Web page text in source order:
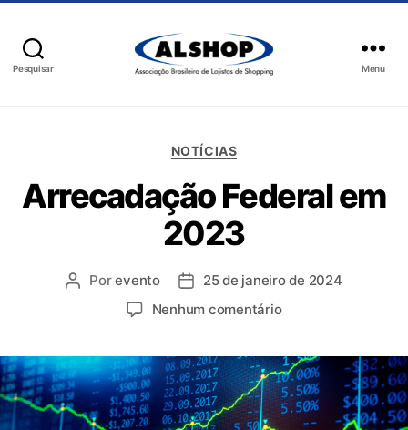
Pesquisar Menu
NOTÍCIAS
Arrecadação Federal em
2023
Porevento
25 de janeiro de 2024
Nenhum comentário